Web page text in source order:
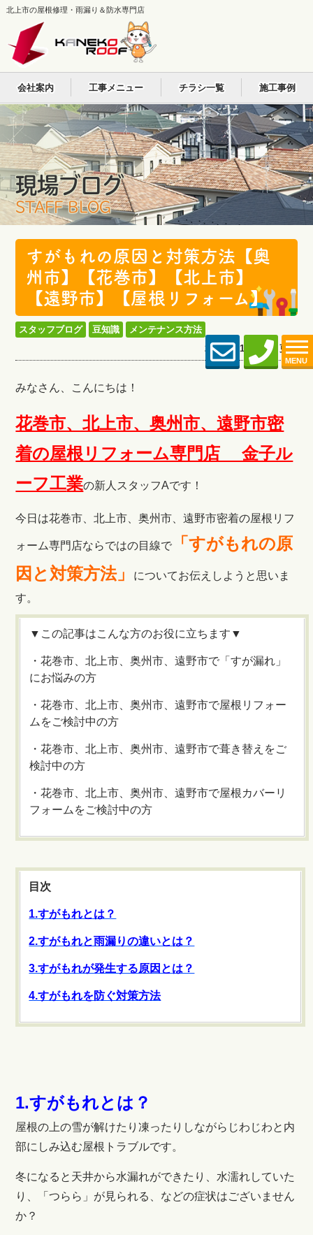
北上市の屋根修理・雨漏り＆防水専門店
MENU
会社案内 工事メニュー チラシ一覧 施工事例
現場ブログ
STAFF BLOG
すがもれの原因と対策方法【奥
州市】【花巻市】【北上市】
【遠野市】【屋根リフォーム】
スタッフブログ 豆知識
メンテナンス方法
2023.01.18 (Wed) 更新
みなさん、こんにちは！
花巻市、北上市、奥州市、遠野市密
着の屋根リフォーム専門店 金子ル
ーフ工業の新人スタッフAです！
今日は花巻市、北上市、奥州市、遠野市密着の屋根リフ
ォーム専門店ならではの目線で
「すがもれの原
因と対策方法」
についてお伝えしようと思いま
す。
▼この記事はこんな方のお役に立ちます▼
・花巻市、北上市、奥州市、遠野市で「すが漏れ」
にお悩みの方
・花巻市、北上市、奥州市、遠野市で屋根リフォー
ムをご検討中の方
・花巻市、北上市、奥州市、遠野市で葺き替えをご
検討中の方
・花巻市、北上市、奥州市、遠野市で屋根カバーリ
フォームをご検討中の方
目次
1.すがもれとは？
2.すがもれと雨漏りの違いとは？
3.すがもれが発生する原因とは？
4.すがもれを防ぐ対策方法
1.すがもれとは？
屋根の上の雪が解けたり凍ったりしながらじわじわと内
部にしみ込む屋根トラブルです。
冬になると天井から水漏れができたり、水濡れしていた
り、「つらら」が見られる、などの症状はございません
か？